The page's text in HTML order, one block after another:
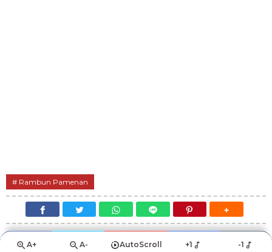
Rambun Pamenan
A+ A- AutoScroll +1 -1